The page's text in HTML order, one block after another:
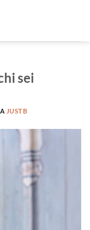
sei
JUSTB